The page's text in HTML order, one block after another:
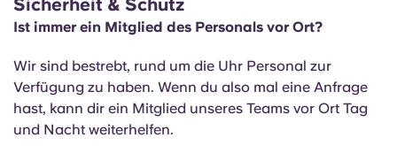
Sicherheit & Schutz
Ist immer ein Mitglied des Personals vor Ort?
Wir sind bestrebt, rund um die Uhr Personal zur
Verfügung zu haben. Wenn du also mal eine Anfrage
hast, kann dir ein Mitglied unseres Teams vor Ort Tag
und Nacht weiterhelfen.